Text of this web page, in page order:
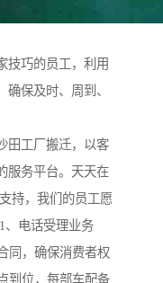
技巧的员工，利用
保及时、周到、
田工厂搬迁，以客
服务平台。天天在
持，我们的员工愿
、电话受理业务
同，确保消费者权
到位，每部车配备